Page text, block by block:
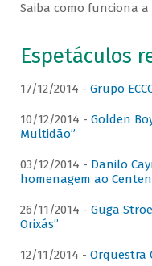
Saiba como funciona a
Espetáculos
17/12/2014 - Grupo
10/12/2014 - Golden
Multidão”
03/12/2014 - Danilo
homenagem ao
26/11/2014 - Guga
Orixás”
12/11/2014 - Orquestra